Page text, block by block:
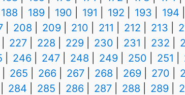
188
189 190 191 192 193 194
208 209 210 211 212 213
227
228 229 230 231 232
246 247 248 249 250 251
265
266 267 268 269 270
284
285 286 287 288 289